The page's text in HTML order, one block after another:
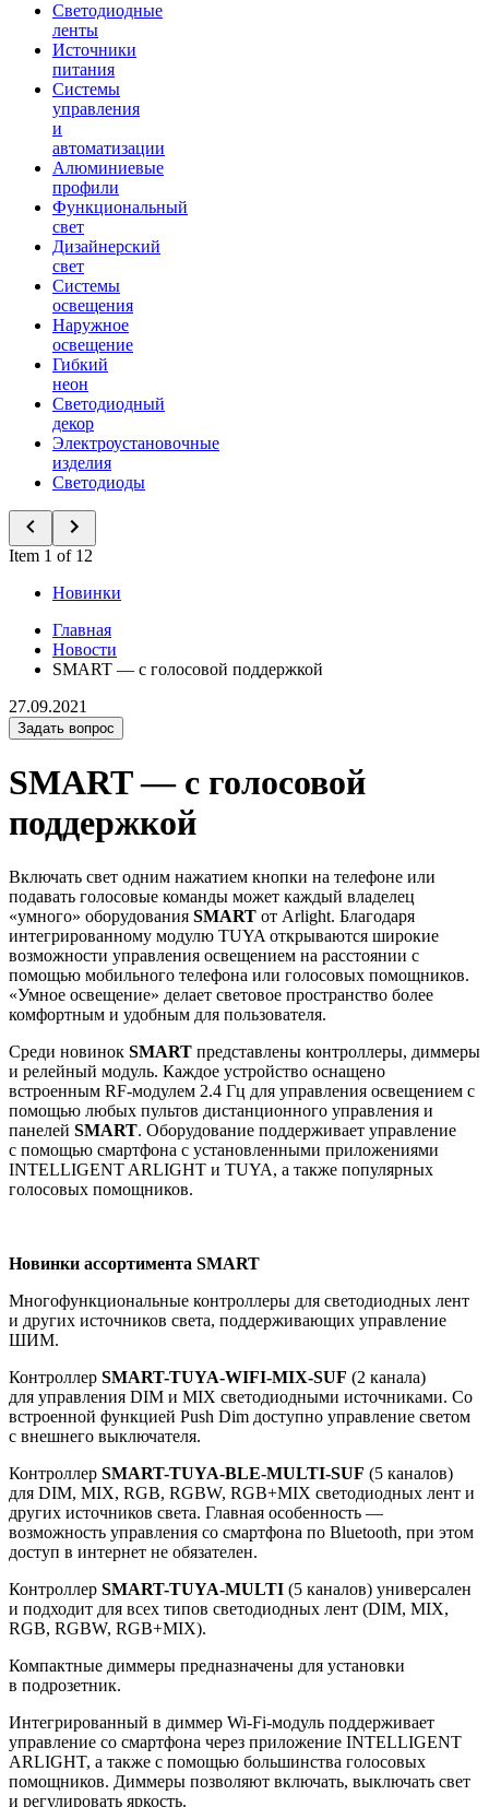
Светодиодные
ленты
Источники
питания
Системы
управления
и
автоматизации
Алюминиевые
профили
Функциональный
свет
Дизайнерский
свет
Системы
освещения
Наружное
освещение
Гибкий
неон
Светодиодный
декор
Электроустановочные
изделия
Светодиоды
Item 1 of 12
Новинки
Главная
Новости
SMART — с голосовой поддержкой
27.09.2021
Задать вопрос
SMART — с голосовой
поддержкой
Включать свет одним нажатием кнопки на телефоне или
подавать голосовые команды может каждый владелец
«умного» оборудования SMART от Arlight. Благодаря
интегрированному модулю TUYA открываются широкие
возможности управления освещением на расстоянии с
помощью мобильного телефона или голосовых помощников.
«Умное освещение» делает световое пространство более
комфортным и удобным для пользователя.
Среди новинок SMART представлены контроллеры, диммеры
и релейный модуль. Каждое устройство оснащено
встроенным RF-модулем 2.4 Гц для управления освещением с
помощью любых пультов дистанционного управления и
панелей SMART. Оборудование поддерживает управление
с помощью смартфона с установленными приложениями
INTELLIGENT ARLIGHT и TUYA, а также популярных
голосовых помощников.
Новинки ассортимента SMART
Многофункциональные контроллеры для светодиодных лент
и других источников света, поддерживающих управление
ШИМ.
Контроллер SMART-TUYA-WIFI-MIX-SUF (2 канала)
для управления DIM и MIX светодиодными источниками. Со
встроенной функцией Push Dim доступно управление светом
с внешнего выключателя.
Контроллер SMART-TUYA-BLE-MULTI-SUF (5 каналов)
для DIM, MIX, RGB, RGBW, RGB+MIX светодиодных лент и
других источников света. Главная особенность —
возможность управления со смартфона по Bluetooth, при этом
доступ в интернет не обязателен.
Контроллер SMART-TUYA-MULTI (5 каналов) универсален
и подходит для всех типов светодиодных лент (DIM, MIX,
RGB, RGBW, RGB+MIX).
Компактные диммеры предназначены для установки
в подрозетник.
Интегрированный в диммер Wi-Fi-модуль поддерживает
управление со смартфона через приложение INTELLIGENT
ARLIGHT, а также с помощью большинства голосовых
помощников. Диммеры позволяют включать, выключать свет
и регулировать яркость.